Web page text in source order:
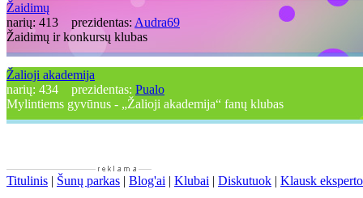
Žaidimų
narių: 413 prezidentas: Audra69
Žaidimų ir konkursų klubas
Žalioji akademija
narių: 434 prezidentas: Pualo
Mylintiems gyvūnus - „Žalioji akademija“ fanų klubas
Titulinis | Šunų parkas | Blog'ai | Klubai | Diskutuok | Klausk eksperto